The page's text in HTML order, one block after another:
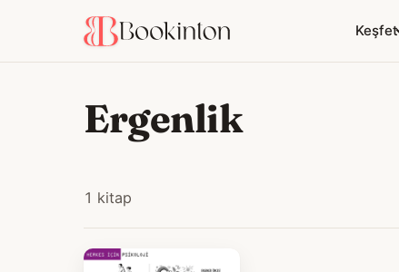
Keşfet
Ergenlik
1 kitap